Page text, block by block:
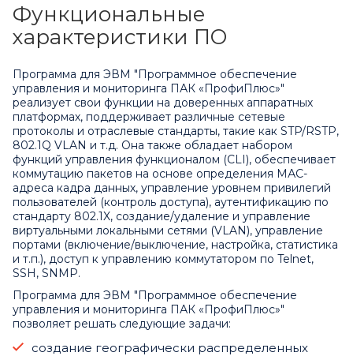
Функциональные
характеристики ПО
Программа для ЭВМ "Программное обеспечение
управления и мониторинга ПАК «ПрофиПлюс»"
реализует свои функции на доверенных аппаратных
платформах, поддерживает различные сетевые
протоколы и отраслевые стандарты, такие как STP/RSTP,
802.1Q VLAN и т.д. Она также обладает набором
функций управления функционалом (CLI), обеспечивает
коммутацию пакетов на основе определения МАС-
адреса кадра данных, управление уровнем привилегий
пользователей (контроль доступа), аутентификацию по
стандарту 802.1X, создание/удаление и управление
виртуальными локальными сетями (VLAN), управление
портами (включение/выключение, настройка, статистика
и т.п.), доступ к управлению коммутатором по Telnet,
SSH, SNMP.
Программа для ЭВМ "Программное обеспечение
управления и мониторинга ПАК «ПрофиПлюс»"
позволяет решать следующие задачи:
создание географически распределенных